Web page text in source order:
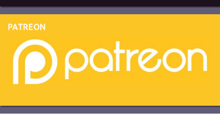
PATREON